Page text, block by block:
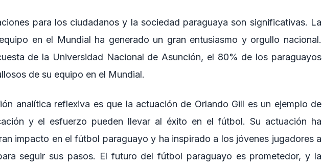
para los ciudadanos y la sociedad paraguaya son significativas. La
en el Mundial ha generado un gran entusiasmo y orgullo nacional.
de la Universidad Nacional de Asunción, el 80% de los paraguayos
de su equipo en el Mundial.
analítica reflexiva es que la actuación de Orlando Gill es un ejemplo de
y el esfuerzo pueden llevar al éxito en el fútbol. Su actuación ha
impacto en el fútbol paraguayo y ha inspirado a los jóvenes jugadores a
seguir sus pasos. El futuro del fútbol paraguayo es prometedor, y la